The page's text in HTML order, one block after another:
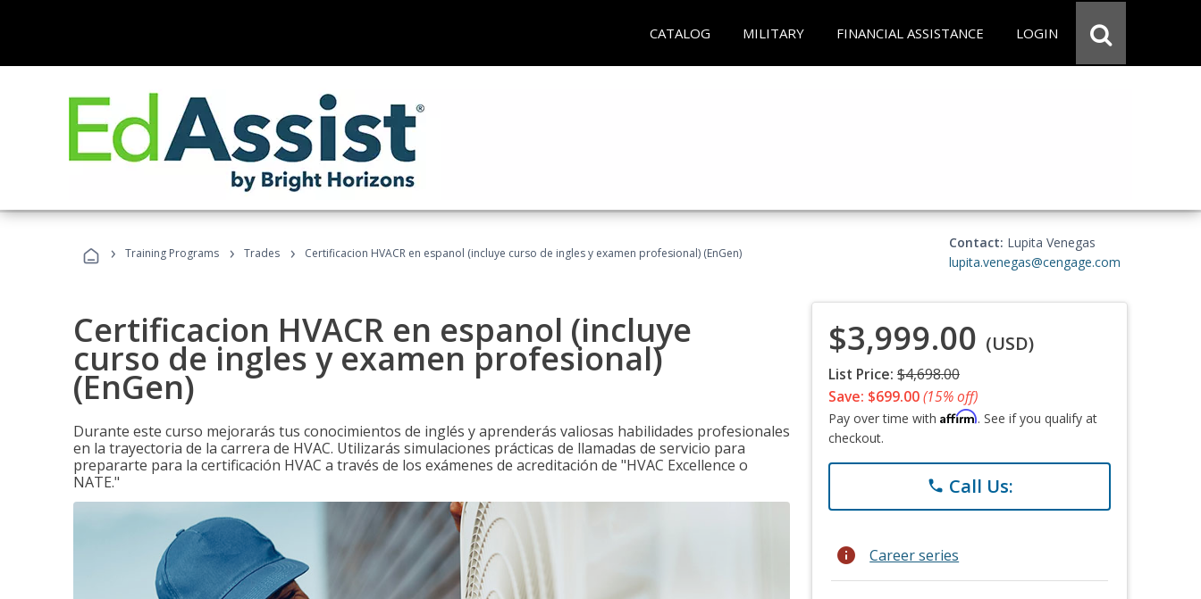
CATALOG MILITARY FINANCIAL ASSISTANCE LOGIN
› Training Programs › Trades › Certificacion HVACR en espanol (incluye curso de ingles y examen profesional) (EnGen)
Contact: Lupita Venegas
lupita.venegas@cengage.com
Certificacion HVACR en espanol (incluye
curso de ingles y examen profesional)
(EnGen)
Durante este curso mejorarás tus conocimientos de inglés y aprenderás valiosas habilidades profesionales
en la trayectoria de la carrera de HVAC. Utilizarás simulaciones prácticas de llamadas de servicio para
prepararte para la certificación HVAC a través de los exámenes de acreditación de "HVAC Excellence o
NATE."
$3,999.00 (USD)
List Price: $4,698.00
Save: $699.00(15% off)
Pay over time with Affirm. See if you qualify at
checkout.
phone Call Us:
info Career series